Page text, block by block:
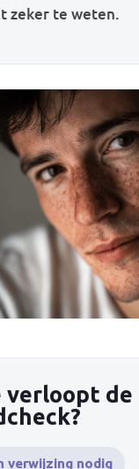
zeker te weten.
verloopt de
verwijzing nodig